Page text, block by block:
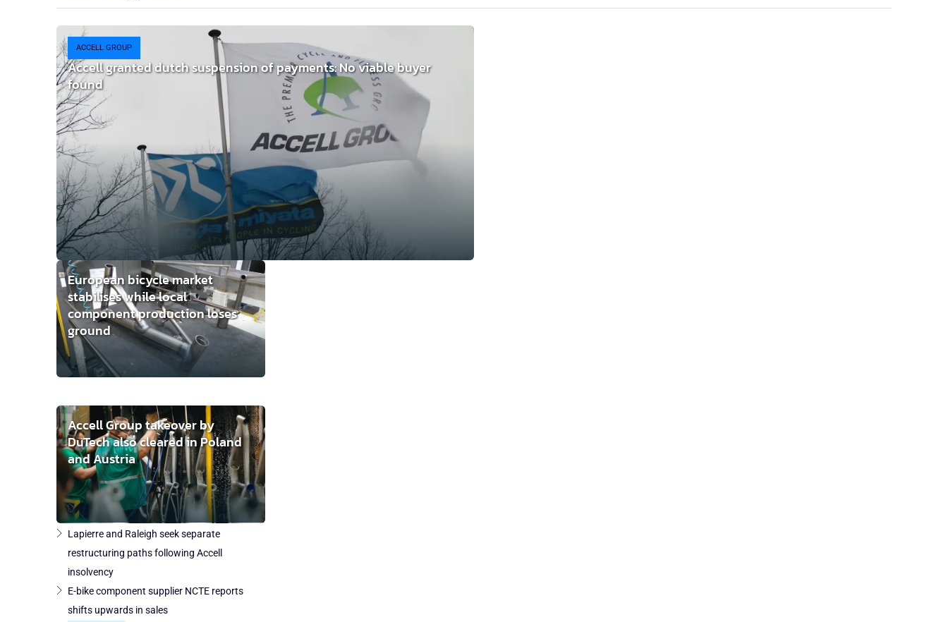
ACCELL GROUP
Accell granted dutch suspension of payments: No viable buyer
found
European bicycle market
stabilises while local
component production loses
ground
Accell Group takeover by
DuTech also cleared in Poland
and Austria
Lapierre and Raleigh seek separate
restructuring paths following Accell
insolvency
E-bike component supplier NCTE reports
shifts upwards in sales